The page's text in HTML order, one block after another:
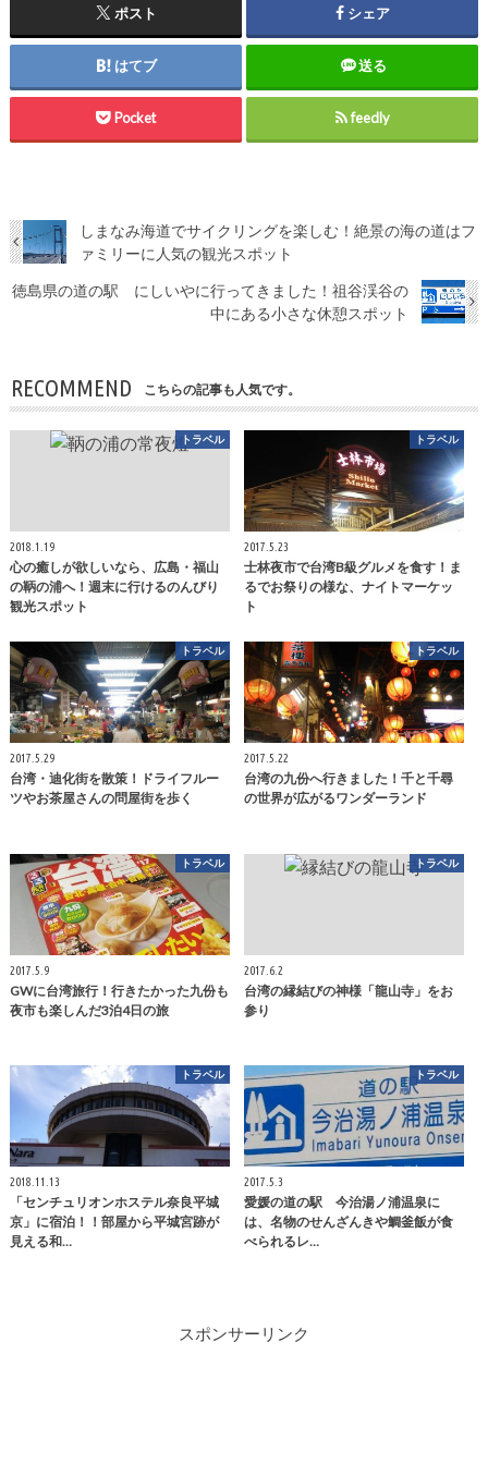
ポスト シェア
はてブ 送る
Pocket feedly
しまなみ海道でサイクリングを楽しむ！絶景の海の道はフ
ァミリーに人気の観光スポット
徳島県の道の駅 にしいやに行ってきました！祖谷渓谷の
中にある小さな休憩スポット
RECOMMEND こちらの記事も人気です。
トラベル
2018.1.19
心の癒しが欲しいなら、広島・福山
の鞆の浦へ！週末に行けるのんびり
観光スポット
トラベル
2017.5.23
士林夜市で台湾B級グルメを食す！ま
るでお祭りの様な、ナイトマーケッ
ト
トラベル
2017.5.29
台湾・迪化街を散策！ドライフルー
ツやお茶屋さんの問屋街を歩く
トラベル
2017.5.22
台湾の九份へ行きました！千と千尋
の世界が広がるワンダーランド
トラベル
2017.5.9
GWに台湾旅行！行きたかった九份も
夜市も楽しんだ3泊4日の旅
トラベル
2017.6.2
台湾の縁結びの神様「龍山寺」をお
参り
トラベル
2018.11.13
「センチュリオンホステル奈良平城
京」に宿泊！！部屋から平城宮跡が
見える和…
トラベル
2017.5.3
愛媛の道の駅 今治湯ノ浦温泉に
は、名物のせんざんきや鯛釜飯が食
べられるレ…
スポンサーリンク